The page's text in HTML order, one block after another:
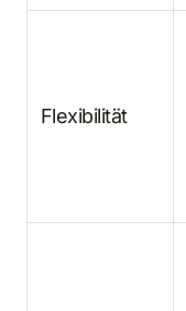
Flexibilität